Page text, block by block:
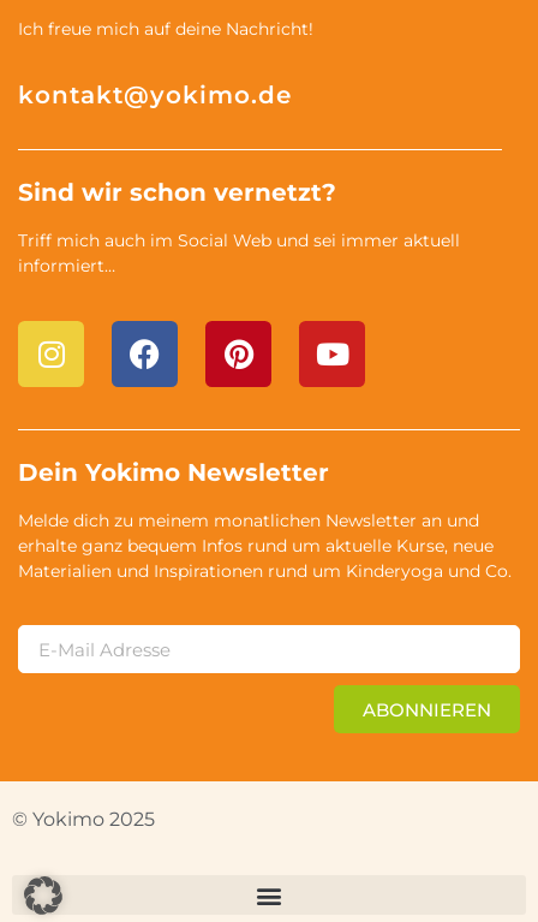
Ich freue mich auf deine Nachricht!
kontakt@yokimo.de
Sind wir schon vernetzt?
Triff mich auch im Social Web und sei immer aktuell
informiert…
Dein Yokimo Newsletter
Melde dich zu meinem monatlichen Newsletter an und
erhalte ganz bequem Infos rund um aktuelle Kurse, neue
Materialien und Inspirationen rund um Kinderyoga und Co.
ABONNIEREN
© Yokimo 2025